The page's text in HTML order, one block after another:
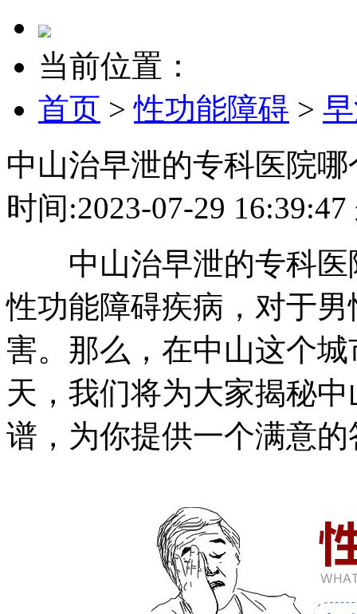
当前位置：
首页 >性功能障碍 >
中山治早泄的专科医院哪
时间:2023-07-29
中山治早泄的专科医
性功能障碍疾病，对于
害。那么，在中山这个
天，我们将为大家揭秘
谱，为你提供一个满意的